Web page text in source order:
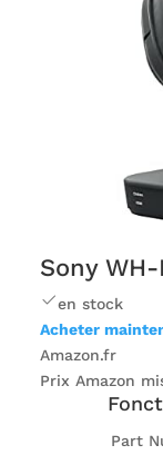
Sony
en stock
Acheter
Amazon.fr
Prix ​​Amazon
Part